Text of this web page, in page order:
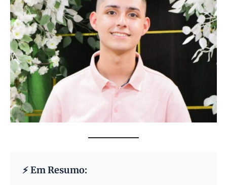
⚡ Em Resumo: